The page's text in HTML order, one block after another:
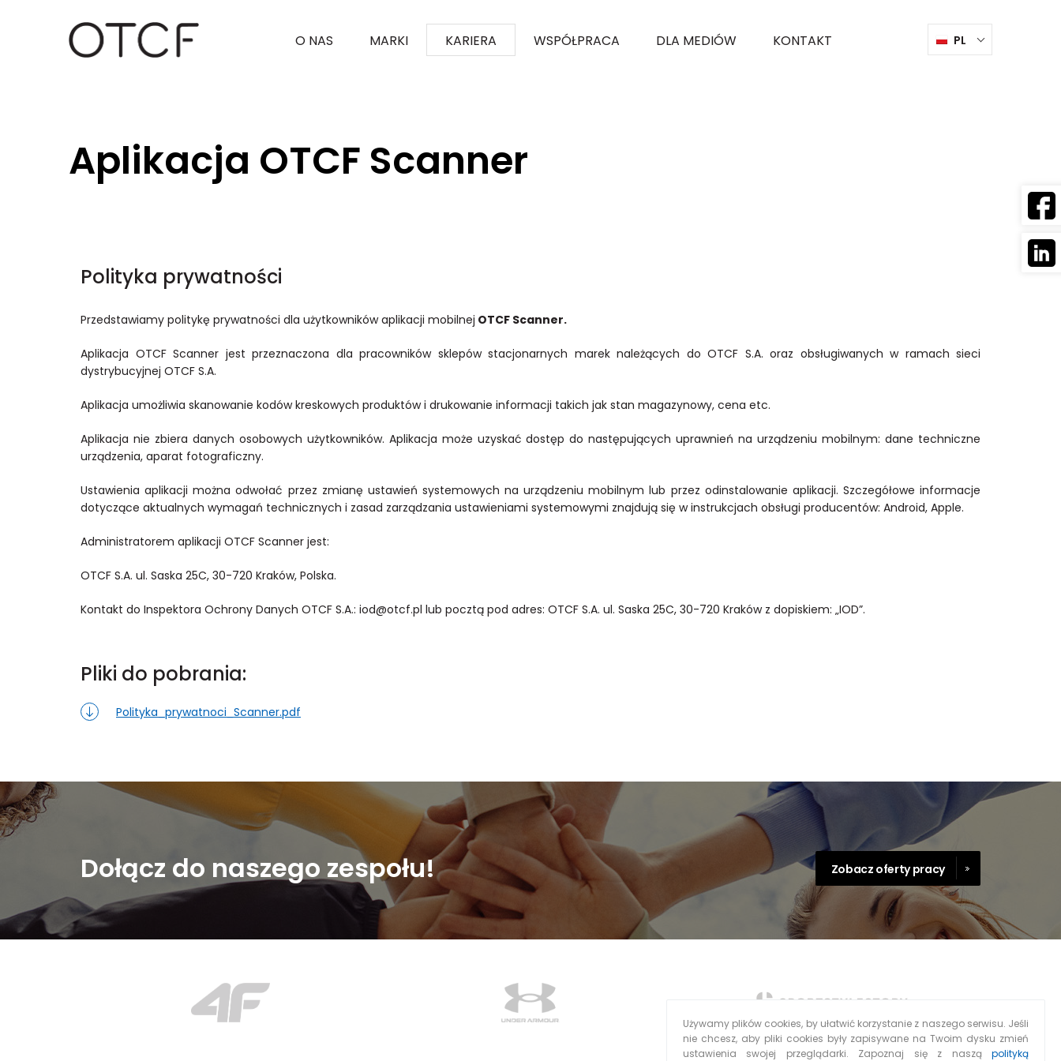
O NAS MARKI KARIERA WSPÓŁPRACA DLA MEDIÓW KONTAKT PL
Aplikacja OTCF Scanner
Polityka prywatności
Przedstawiamy politykę prywatności dla użytkowników aplikacji mobilnej OTCF Scanner.
Aplikacja OTCF Scanner jest przeznaczona dla pracowników sklepów stacjonarnych marek należących do OTCF S.A. oraz obsługiwanych w ramach sieci
dystrybucyjnej OTCF S.A.
Aplikacja umożliwia skanowanie kodów kreskowych produktów i drukowanie informacji takich jak stan magazynowy, cena etc.
Aplikacja nie zbiera danych osobowych użytkowników. Aplikacja może uzyskać dostęp do następujących uprawnień na urządzeniu mobilnym: dane techniczne
urządzenia, aparat fotograficzny.
Ustawienia aplikacji można odwołać przez zmianę ustawień systemowych na urządzeniu mobilnym lub przez odinstalowanie aplikacji. Szczegółowe informacje
dotyczące aktualnych wymagań technicznych i zasad zarządzania ustawieniami systemowymi znajdują się w instrukcjach obsługi producentów: Android, Apple.
Administratorem aplikacji OTCF Scanner jest:
OTCF S.A. ul. Saska 25C, 30-720 Kraków, Polska.
Kontakt do Inspektora Ochrony Danych OTCF S.A.: iod@otcf.pl lub pocztą pod adres: OTCF S.A. ul. Saska 25C, 30-720 Kraków z dopiskiem: „IOD”.
Pliki do pobrania:
Polityka_prywatnoci_Scanner.pdf
Dołącz do naszego zespołu! Zobacz oferty pracy
Używamy plików cookies, by ułatwić korzystanie z naszego serwisu. Jeśli
nie chcesz, aby pliki cookies były zapisywane na Twoim dysku zmień
ustawienia swojej przeglądarki. Zapoznaj się z naszą polityką